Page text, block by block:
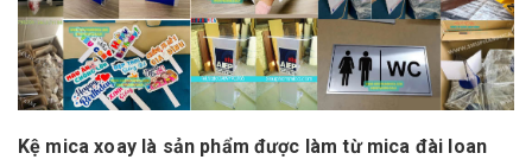
Kệ mica xoay là sản phẩm được làm từ mica đài loan